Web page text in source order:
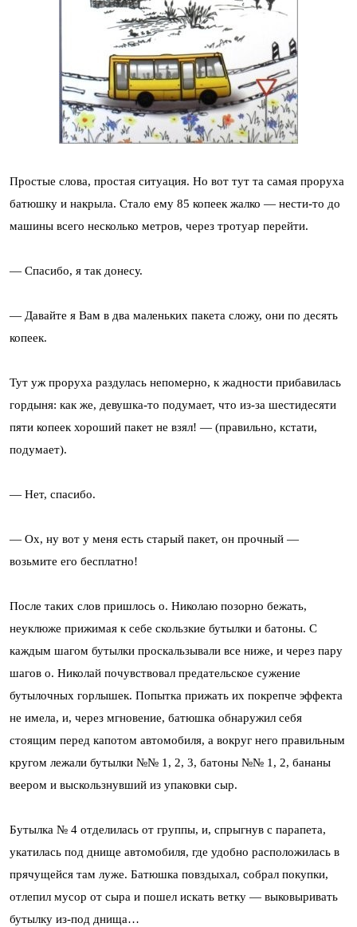
Простые слова, простая ситуация. Но вот тут та самая проруха
батюшку и накрыла. Стало ему 85 копеек жалко — нести-то до
машины всего несколько метров, через тротуар перейти.
— Спасибо, я так донесу.
— Давайте я Вам в два маленьких пакета сложу, они по десять
копеек.
Тут уж проруха раздулась непомерно, к жадности прибавилась
гордыня: как же, девушка-то подумает, что из-за шестидесяти
пяти копеек хороший пакет не взял! — (правильно, кстати,
подумает).
— Нет, спасибо.
— Ох, ну вот у меня есть старый пакет, он прочный —
возьмите его бесплатно!
После таких слов пришлось о. Николаю позорно бежать,
неуклюже прижимая к себе скользкие бутылки и батоны. С
каждым шагом бутылки проскальзывали все ниже, и через пару
шагов о. Николай почувствовал предательское сужение
бутылочных горлышек. Попытка прижать их покрепче эффекта
не имела, и, через мгновение, батюшка обнаружил себя
стоящим перед капотом автомобиля, а вокруг него правильным
кругом лежали бутылки №№ 1, 2, 3, батоны №№ 1, 2, бананы
веером и выскользнувший из упаковки сыр.
Бутылка № 4 отделилась от группы, и, спрыгнув с парапета,
укатилась под днище автомобиля, где удобно расположилась в
прячущейся там луже. Батюшка повздыхал, собрал покупки,
отлепил мусор от сыра и пошел искать ветку — выковыривать
бутылку из-под днища…